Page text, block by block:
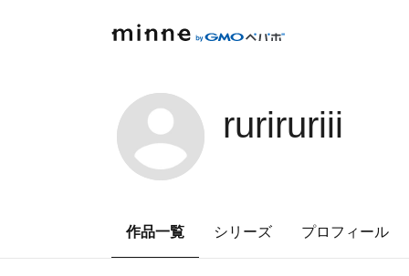
ruriruriii
作品一覧 シリーズ プロフィール